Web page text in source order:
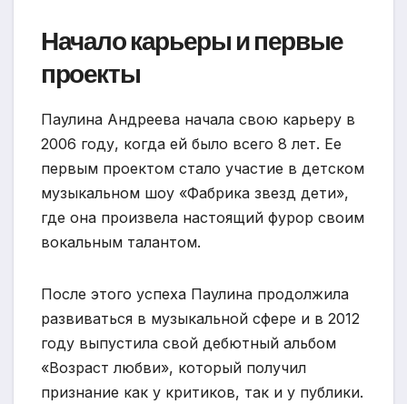
Начало карьеры и первые
проекты
Паулина Андреева начала свою карьеру в
2006 году, когда ей было всего 8 лет. Ее
первым проектом стало участие в детском
музыкальном шоу «Фабрика звезд дети»,
где она произвела настоящий фурор своим
вокальным талантом.
После этого успеха Паулина продолжила
развиваться в музыкальной сфере и в 2012
году выпустила свой дебютный альбом
«Возраст любви», который получил
признание как у критиков, так и у публики.